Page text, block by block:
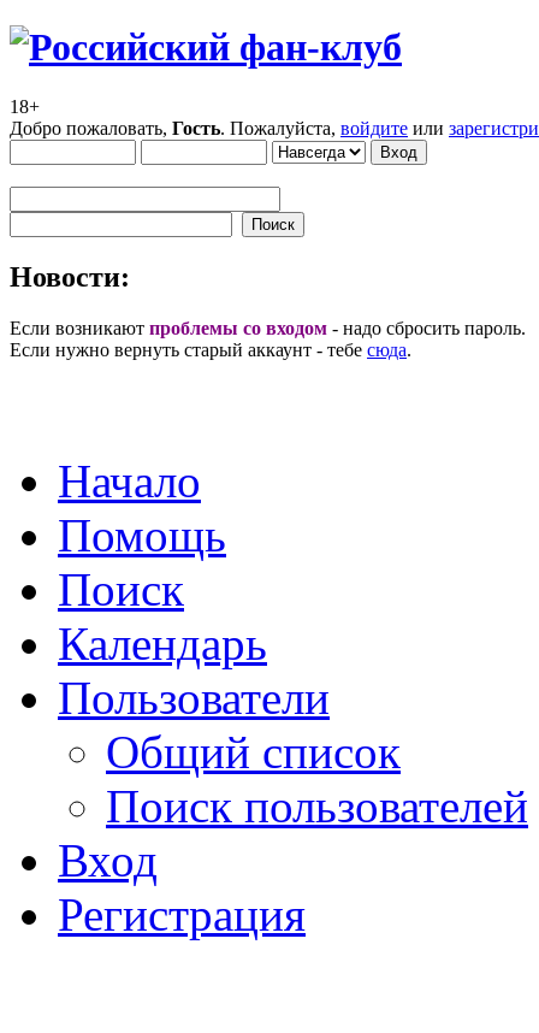
18+
Добро пожаловать, Гость. Пожалуйста, войдите или
Новости:
Если возникают проблемы со входом - надо сбросить пароль.
Если нужно вернуть старый аккаунт - тебе сюда.
Начало
Помощь
Поиск
Календарь
Пользователи
Общий список
Поиск пользователей
Вход
Регистрация